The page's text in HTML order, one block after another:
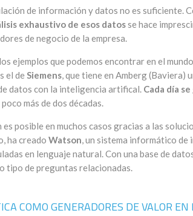
de información y datos no es suficiente.
exhaustivo de esos datosse hace
de negocio de la empresa.
ejemplos que podemos encontrar en el
el de Siemens, que tiene en Amberg (Baviera)
datos con la inteligencia artifical. Cada día
más de dos décadas.
posible en muchos casos gracias a las
ha creado Watson, un sistema informático de
en lenguaje natural. Con una base de
tipo de preguntas relacionadas.
COMO GENERADORES DE VALOR